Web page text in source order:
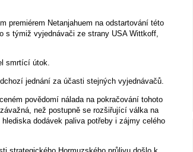
premiérem Netanjahuem na odstartování této
s týmiž vyjednávači ze strany USA Wittkoff,
smrtící útok.
jednání za účasti stejných vyjednávačů.
povědomí nálada na pokračování tohoto
než postupně se rozšiřující válka na
dodávek paliva potřeby i zájmy celého